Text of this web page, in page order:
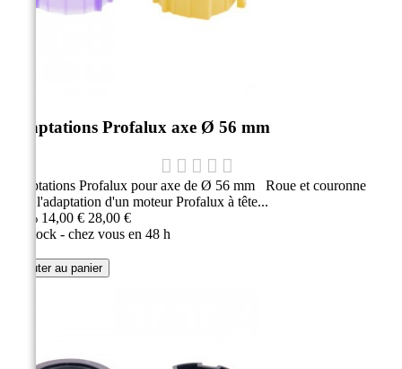
Adaptations Profalux axe Ø 56 mm
Adaptations Profalux pour axe de Ø 56 mm Roue et couronne
pour l'adaptation d'un moteur Profalux à tête...
-50% 14,00 € 28,00 €
En stock - chez vous en 48 h
Ajouter au panier